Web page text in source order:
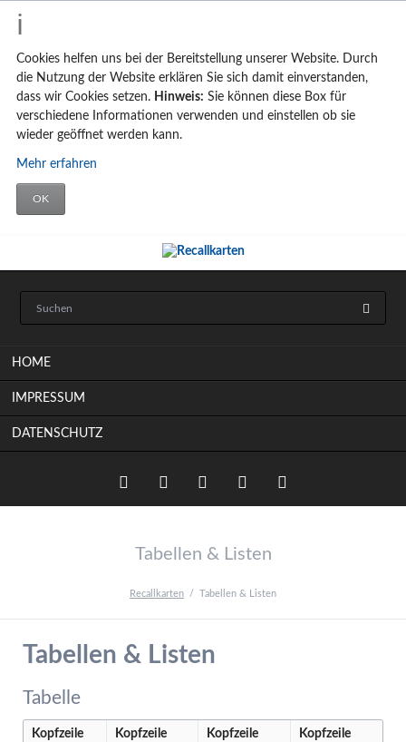
Cookies helfen uns bei der Bereitstellung unserer Website. Durch
die Nutzung der Website erklären Sie sich damit einverstanden,
dass wir Cookies setzen. Hinweis: Sie können diese Box für
verschiedene Informationen verwenden und einstellen ob sie
wieder geöffnet werden kann.
Mehr erfahren
OK
HOME
IMPRESSUM
DATENSCHUTZ
TwitterLinkedIn InstagramFacebook
Tabellen & Listen
Recallkarten Tabellen & Listen
Tabellen & Listen
Tabelle
Kopfzeile Kopfzeile Kopfzeile Kopfzeile